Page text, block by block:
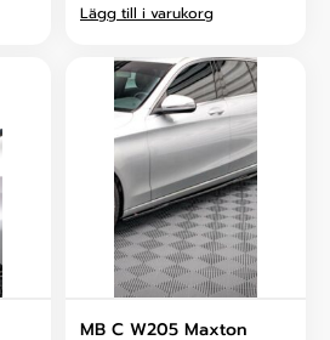
Lägg till i varukorg
MB C W205 Maxton